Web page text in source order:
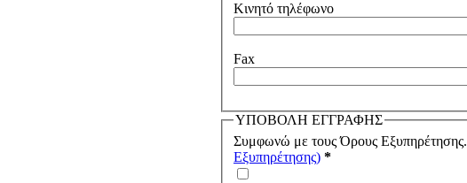
Κινητό τηλέφωνο
Fax
ΥΠΟΒΟΛΗ ΕΓΓΡΑΦΗΣ
Συμφωνώ με τους Όρους Εξυπηρέτησης.
Εξυπηρέτησης) *